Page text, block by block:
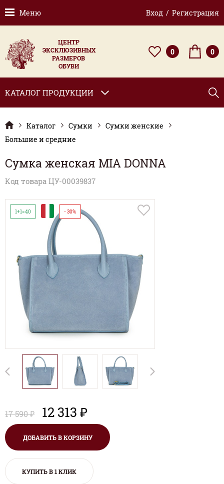
Меню Вход / Регистрация
ЦЕНТР
ЭКСКЛЮЗИВНЫХ
РАЗМЕРОВ
ОБУВИ
0 0
КАТАЛОГ ПРОДУКЦИИ
Каталог Сумки
Сумки женские
Большие и средние
Сумка женская MIA DONNA
Код товара ЦУ-00039837
1+1=40 - 30%
17 590 ₽ 12 313 ₽
ДОБАВИТЬ В КОРЗИНУ
КУПИТЬ В 1 КЛИК